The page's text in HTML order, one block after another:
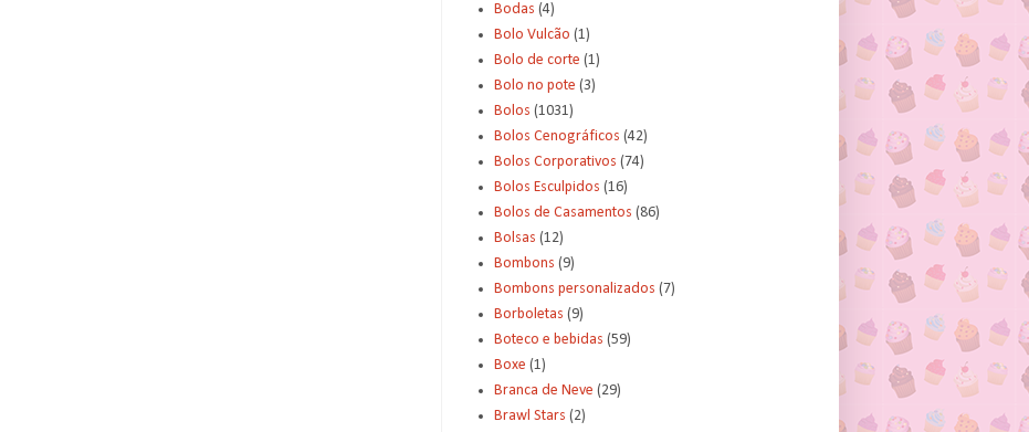
Bodas (4)
Bolo Vulcão (1)
Bolo de corte (1)
Bolo no pote (3)
Bolos (1031)
Bolos Cenográficos (42)
Bolos Corporativos (74)
Bolos Esculpidos (16)
Bolos de Casamentos (86)
Bolsas (12)
Bombons (9)
Bombons personalizados (7)
Borboletas (9)
Boteco e bebidas (59)
Boxe (1)
Branca de Neve (29)
Brawl Stars (2)